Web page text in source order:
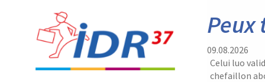
09.08.2026
Celui luo
chefaillon